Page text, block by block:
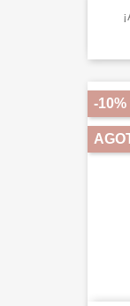
-10%